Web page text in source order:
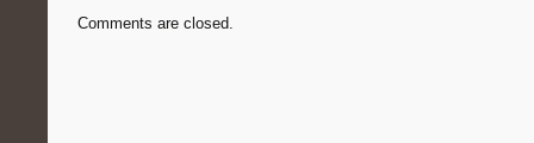
Comments are closed.